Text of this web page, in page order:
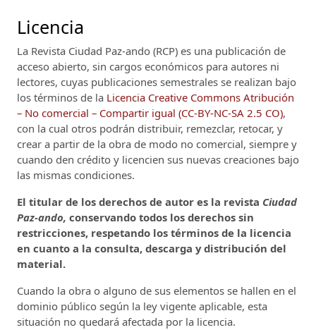
Licencia
La Revista Ciudad Paz-ando (RCP) es una publicación de
acceso abierto, sin cargos económicos para autores ni
lectores, cuyas publicaciones semestrales se realizan bajo
los términos de la Licencia Creative Commons Atribución
– No comercial – Compartir igual (CC-BY-NC-SA 2.5 CO),
con la cual otros podrán distribuir, remezclar, retocar, y
crear a partir de la obra de modo no comercial, siempre y
cuando den crédito y licencien sus nuevas creaciones bajo
las mismas condiciones.
El titular de los derechos de autor es la revista Ciudad
Paz-ando, conservando todos los derechos sin
restricciones, respetando los términos de la licencia
en cuanto a la consulta, descarga y distribución del
material.
Cuando la obra o alguno de sus elementos se hallen en el
dominio público según la ley vigente aplicable, esta
situación no quedará afectada por la licencia.